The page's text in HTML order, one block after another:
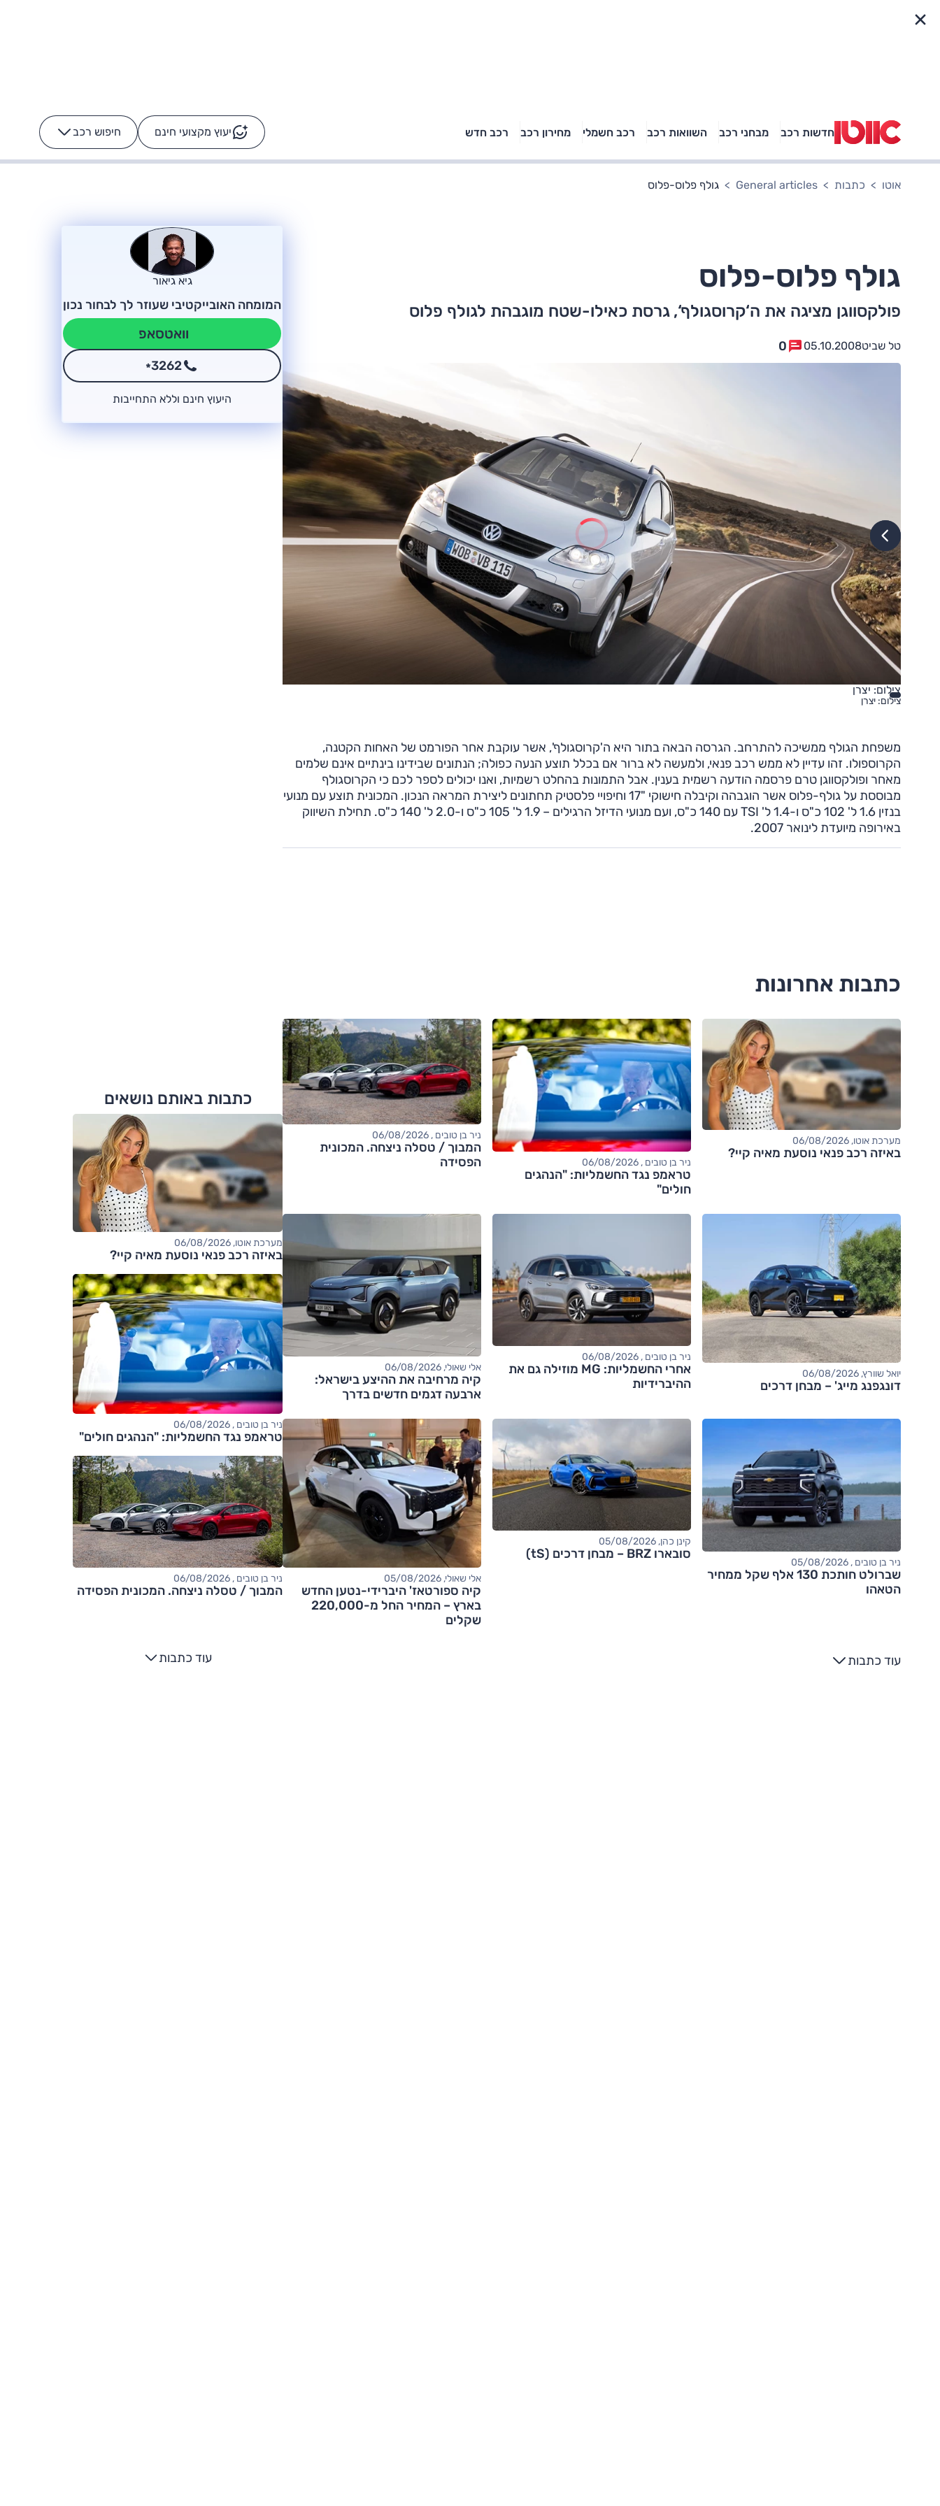
חדשות רכב מבחני רכב השוואות רכב רכב חשמלי מחירון רכב רכב חדש יעוץ מקצועי חינם חיפוש רכב -
באיזה רכב פנאי נוסעת
טויוטה ראב 4, קיה
ספורטאז' לונג ויונדאי
הנייר ועל הכביש
רכבי הסלבס: על מה נוסע
הרכב לא מתקלקל. המסך
כן
אוטו כתבות General articles גולף פלוס-פלוס
גולף פלוס-פלוס
פולקסווגן מציגה את ה‘קרוסגולף‘, גרסת כאילו-שטח מוגבהת לגולף פלוס
טל שביט05.10.2008
0
צילום: יצרן
צילום: יצרן
משפחת הגולף ממשיכה להתרחב. הגרסה הבאה בתור היא ה'קרוסגולף', אשר עוקבת אחר הפורמט של האחות הקטנה,
הקרוספולו. זהו עדיין לא ממש רכב פנאי, ולמעשה לא ברור אם בכלל תוצע הנעה כפולה; הנתונים שבידינו בינתיים אינם שלמים
מאחר ופולקסווגן טרם פרסמה הודעה רשמית בענין. אבל התמונות בהחלט רשמיות, ואנו יכולים לספר לכם כי הקרוסגולף
מבוססת על גולף-פלוס אשר הוגבהה וקיבלה חישוקי "17 וחיפויי פלסטיק תחתונים ליצירת המראה הנכון. המכונית תוצע עם מנועי
בנזין 1.6 ל' 102 כ"ס ו-1.4 ל' TSI עם 140 כ"ס, ועם מנועי הדיזל הרגילים – 1.9 ל' 105 כ"ס ו-2.0 ל' 140 כ"ס. תחילת השיווק
באירופה מיועדת לינואר 2007.
כתבות אחרונות
מערכת אוטו, 06/08/2026
באיזה רכב פנאי נוסעת מאיה קיי?
ניר בן טובים , 06/08/2026
טראמפ נגד החשמליות: "הנהגים
חולים"
ניר בן טובים , 06/08/2026
המבוך / טסלה ניצחה. המכונית
הפסידה
יואל שוורץ, 06/08/2026
דונגפנג מייג' – מבחן דרכים
ניר בן טובים , 06/08/2026
אחרי החשמליות: MG מוזילה גם את
ההיברידיות
אלי שאולי, 06/08/2026
קיה מרחיבה את ההיצע בישראל:
ארבעה דגמים חדשים בדרך
ניר בן טובים , 05/08/2026
שברולט חותכת 130 אלף שקל ממחיר
הטאהו
קינן כהן, 05/08/2026
סובארו BRZ – מבחן דרכים (tS)
אלי שאולי, 05/08/2026
קיה ספורטאז' היברידי-נטען החדש
בארץ – המחיר החל מ-220,000
שקלים
עוד כתבות
גיא גיאור
המומחה האובייקטיבי שעוזר לך לבחור נכון
וואטסאפ
*3262
היעוץ חינם וללא התחייבות
כתבות באותם נושאים
מערכת אוטו, 06/08/2026
באיזה רכב פנאי נוסעת מאיה קיי?
ניר בן טובים , 06/08/2026
טראמפ נגד החשמליות: "הנהגים חולים"
ניר בן טובים , 06/08/2026
המבוך / טסלה ניצחה. המכונית הפסידה
עוד כתבות